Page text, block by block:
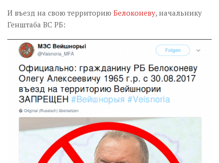
И въезд на свою территорию Белоконеву, начальнику
Генштаба ВС РБ: